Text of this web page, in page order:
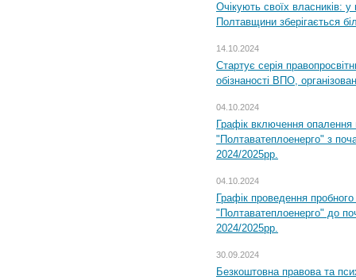
Очікують своїх власників: у
Полтавщини зберігається
14.10.2024
Стартує серія
обізнаності ВПО,
04.10.2024
Графік включення
"Полтаватеплоенерго" з
2024/2025рр.
04.10.2024
Графік проведення
"Полтаватеплоенерго" до
2024/2025рр.
30.09.2024
Безкоштовна правова та